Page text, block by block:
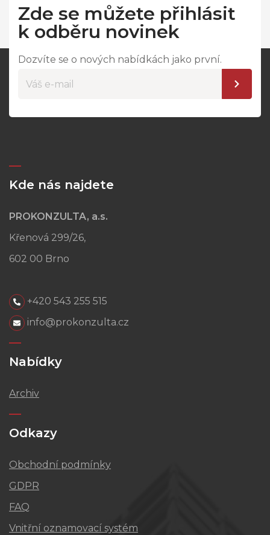
Zde se můžete přihlásit
k odběru novinek
Dozvíte se o nových nabídkách jako první.
Kde nás najdete
PROKONZULTA, a.s.
Křenová 299/26,
602 00 Brno
+420 543 255 515
info@prokonzulta.cz
Nabídky
Archiv
Odkazy
Obchodní podmínky
GDPR
FAQ
Vnitřní oznamovací systém